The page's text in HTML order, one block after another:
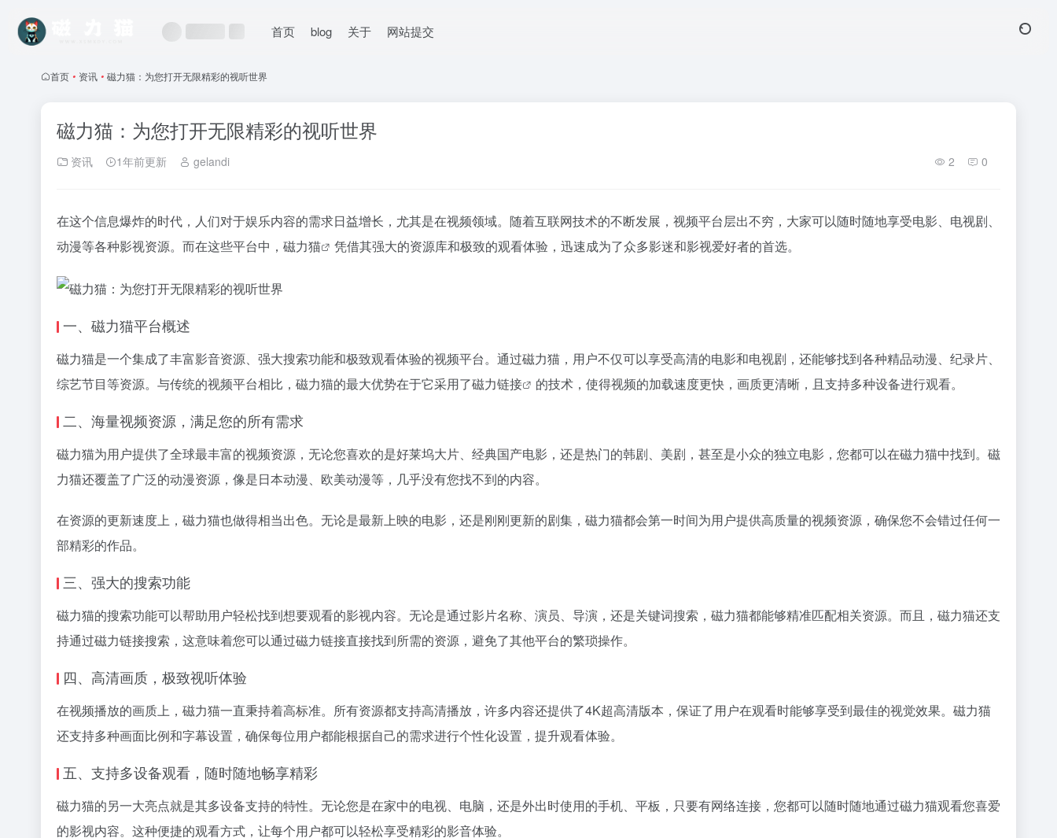
首页 blog 关于 网站提交
首页 • 资讯 • 磁力猫：为您打开无限精彩的视听世界
磁力猫：为您打开无限精彩的视听世界
资讯 1年前更新 gelandi 2 0
在这个信息爆炸的时代，人们对于娱乐内容的需求日益增长，尤其是在视频领域。随着互联网技术的不断发展，视频平台层出不穷，大家可以随时随地享受电影、电视剧、
动漫等各种影视资源。而在这些平台中， 磁力猫 凭借其强大的资源库和极致的观看体验，迅速成为了众多影迷和影视爱好者的首选。
一、 磁力猫平台概述
磁力猫是一个集成了丰富影音资源、强大搜索功能和极致观看体验的视频平台。通过磁力猫 ，用户不仅可以享受高清的电影和电视剧，还能够找到各种精品动漫、纪录片、
综艺节目等资源。与传统的视频平台相比，磁力猫的最大优势在于它采用了磁力链接 的技术，使得视频的加载速度更快，画质更清晰，且支持多种设备进行观看。
二、海量视频资源，满足您的所有需求
磁力猫为用户提供了全球最丰富的视频资源，无论您喜欢的是好莱坞大片、经典国产电影，还是热门的韩剧、美剧，甚至是小众的独立电影，您都可以在磁力猫中找到。磁
力猫还覆盖了广泛的动漫资源，像是日本动漫、欧美动漫等，几乎没有您找不到的内容。
在资源的更新速度上，磁力猫也做得相当出色。无论是最新上映的电影，还是刚刚更新的剧集，磁力猫都会第一时间为用户提供高质量的视频资源，确保您不会错过任何一
部精彩的作品。
三、强大的搜索功能
磁力猫的搜索功能可以帮助用户轻松找到想要观看的影视内容。无论是通过影片名称、演员、导演，还是关键词搜索，磁力猫都能够精准匹配相关资源。而且，磁力猫还支
持通过磁力链接搜索，这意味着您可以通过磁力链接直接找到所需的资源，避免了其他平台的繁琐操作。
四、高清画质，极致视听体验
在视频播放的画质上，磁力猫一直秉持着高标准。所有资源都支持高清播放，许多内容还提供了4K超高清版本，保证了用户在观看时能够享受到最佳的视觉效果。磁力猫
还支持多种画面比例和字幕设置，确保每位用户都能根据自己的需求进行个性化设置，提升观看体验。
五、支持多设备观看，随时随地畅享精彩
磁力猫的另一大亮点就是其多设备支持的特性。无论您是在家中的电视、电脑，还是外出时使用的手机、平板，只要有网络连接，您都可以随时随地通过磁力猫观看您喜爱
的影视内容。这种便捷的观看方式，让每个用户都可以轻松享受精彩的影音体验。